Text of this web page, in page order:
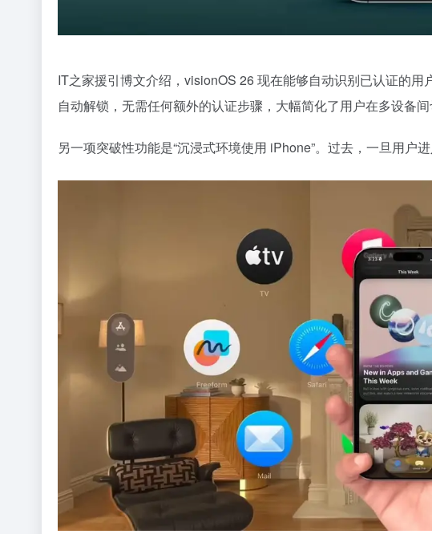
IT之家援引博文介绍，visionOS 26 现在能够自动识别已认证的
自动解锁，无需任何额外的认证步骤，大幅简化了用户在多设备间
另一项突破性功能是“沉浸式环境使用 iPhone”。过去，一旦用户